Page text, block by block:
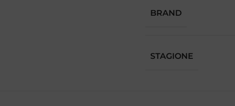
BRAND
STAGIONE